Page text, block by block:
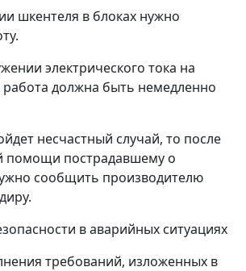
шкентеля в блоках нужно
электрического тока на
работа должна быть немедленно
несчастный случай, то после
помощи пострадавшему о
сообщить производителю
в аварийных ситуациях
требований, изложенных в